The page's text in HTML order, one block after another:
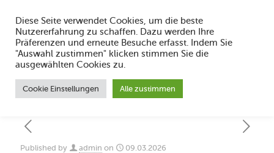
To Go 2026: Wie bleibt Essen knusprig
Published by admin on 09.03.2026
Diese Seite verwendet Cookies, um die beste
Nutzererfahrung zu schaffen. Dazu werden Ihre
Präferenzen und erneute Besuche erfasst. Indem Sie
"Auswahl zustimmen" klicken stimmen Sie die
ausgewählten Cookies zu.
Cookie Einstellungen Alle zustimmen